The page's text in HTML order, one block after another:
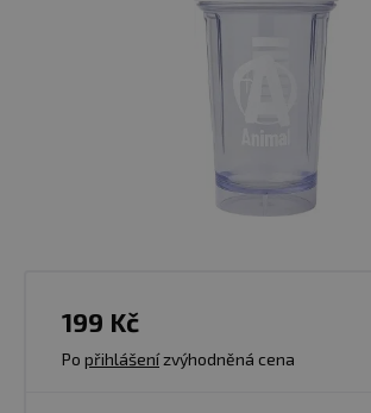
199 Kč
Po přihlášenízvýhodněná cena